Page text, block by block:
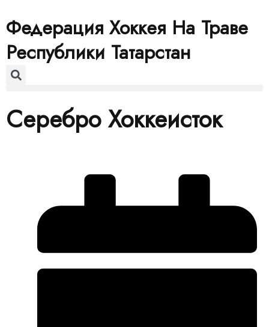
Федерация Хоккея На Траве
Республики Татарстан
Серебро Хоккеисток